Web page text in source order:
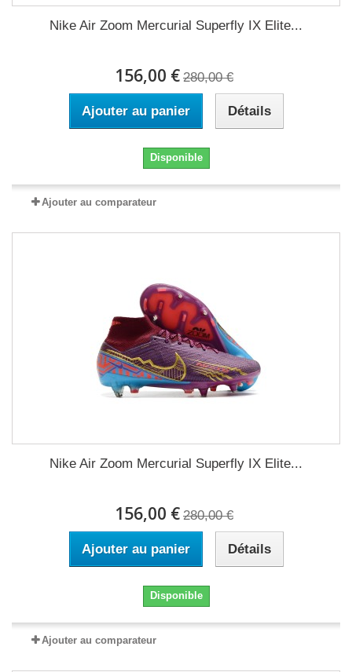
Nike Air Zoom Mercurial Superfly IX Elite...
156,00 € 280,00 €
Ajouter au panier Détails
Disponible
Ajouter au comparateur
Nike Air Zoom Mercurial Superfly IX Elite...
156,00 € 280,00 €
Ajouter au panier Détails
Disponible
Ajouter au comparateur